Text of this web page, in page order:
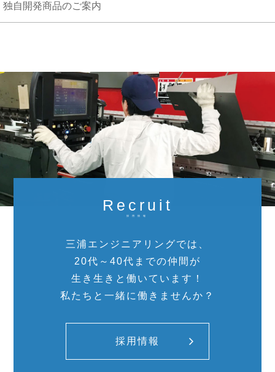
独自開発商品のご案内
Recruit
採用情報
三浦エンジニアリングでは、
20代～40代までの仲間が
生き生きと働いています！
私たちと一緒に働きませんか？
採用情報